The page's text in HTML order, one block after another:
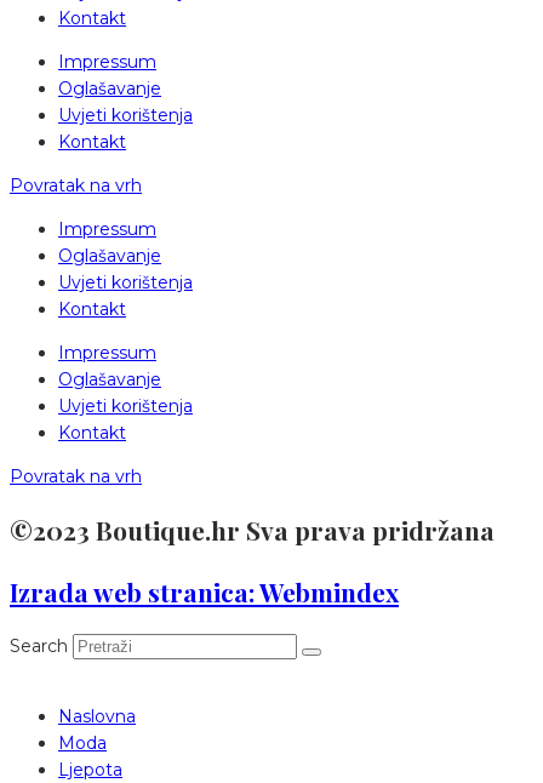
Kontakt
Impressum
Oglašavanje
Uvjeti korištenja
Kontakt
Povratak na vrh
Impressum
Oglašavanje
Uvjeti korištenja
Kontakt
Impressum
Oglašavanje
Uvjeti korištenja
Kontakt
Povratak na vrh
©2023 Boutique.hr Sva prava pridržana
Izrada web stranica: Webmindex
Search
Naslovna
Moda
Ljepota